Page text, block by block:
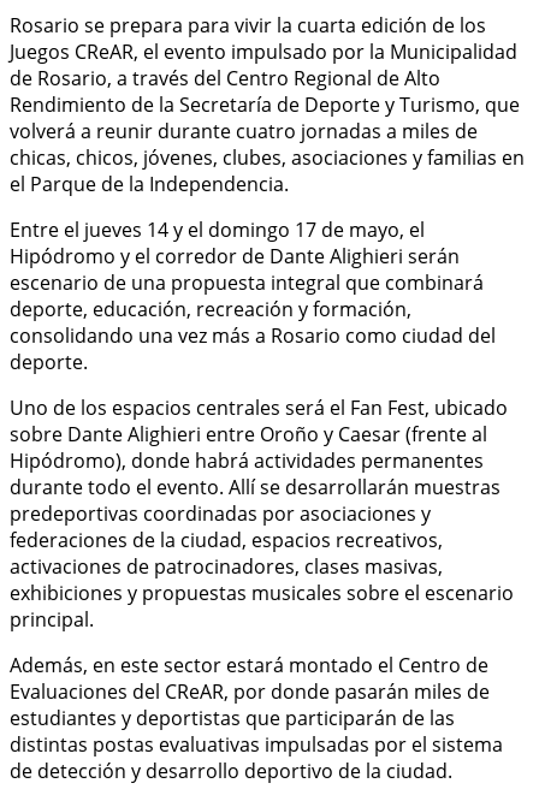
Rosario se prepara para vivir la cuarta edición de los
Juegos CReAR, el evento impulsado por la Municipalidad
de Rosario, a través del Centro Regional de Alto
Rendimiento de la Secretaría de Deporte y Turismo, que
volverá a reunir durante cuatro jornadas a miles de
chicas, chicos, jóvenes, clubes, asociaciones y familias en
el Parque de la Independencia.
Entre el jueves 14 y el domingo 17 de mayo, el
Hipódromo y el corredor de Dante Alighieri serán
escenario de una propuesta integral que combinará
deporte, educación, recreación y formación,
consolidando una vez más a Rosario como ciudad del
deporte.
Uno de los espacios centrales será el Fan Fest, ubicado
sobre Dante Alighieri entre Oroño y Caesar (frente al
Hipódromo), donde habrá actividades permanentes
durante todo el evento. Allí se desarrollarán muestras
predeportivas coordinadas por asociaciones y
federaciones de la ciudad, espacios recreativos,
activaciones de patrocinadores, clases masivas,
exhibiciones y propuestas musicales sobre el escenario
principal.
Además, en este sector estará montado el Centro de
Evaluaciones del CReAR, por donde pasarán miles de
estudiantes y deportistas que participarán de las
distintas postas evaluativas impulsadas por el sistema
de detección y desarrollo deportivo de la ciudad.